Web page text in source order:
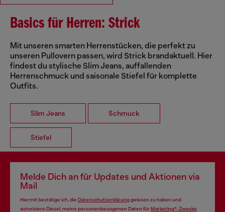
Basics für Herren: Strick
Mit unseren smarten Herrenstücken, die perfekt zu
unseren Pullovern passen, wird Strick brandaktuell. Hier
findest du stylische Slim Jeans, auffallenden
Herrenschmuck und saisonale Stiefel für komplette
Outfits.
Slim Jeans Schmuck
Stiefel
Melde Dich an für Updates und Aktionen via
Mail
Hiermit bestätige ich, die Datenschutzerklärunggelesen zu haben und
autorisiere Diesel, meine personenbezogenen Daten fürMarketing*-Zwecke